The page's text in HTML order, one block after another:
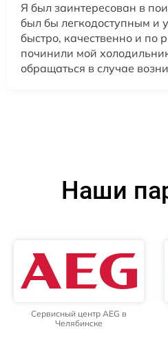
Я был заинтересован в
был бы легкодоступным и
быстро, качественно и по
починили мой
обращаться в случае
Наши
Сервисный центр AEG в
Челябинске